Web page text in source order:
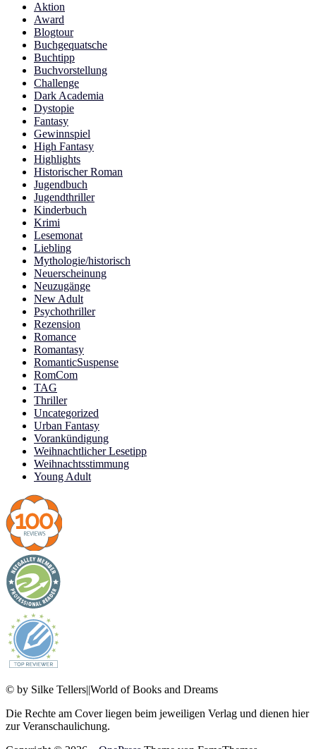
Aktion
Award
Blogtour
Buchgequatsche
Buchtipp
Buchvorstellung
Challenge
Dark Academia
Dystopie
Fantasy
Gewinnspiel
High Fantasy
Highlights
Historischer Roman
Jugendbuch
Jugendthriller
Kinderbuch
Krimi
Lesemonat
Liebling
Mythologie/historisch
Neuerscheinung
Neuzugänge
New Adult
Psychothriller
Rezension
Romance
Romantasy
RomanticSuspense
RomCom
TAG
Thriller
Uncategorized
Urban Fantasy
Vorankündigung
Weihnachtlicher Lesetipp
Weihnachtsstimmung
Young Adult
© by Silke Tellers||World of Books and Dreams
Die Rechte am Cover liegen beim jeweiligen Verlag und dienen hier
zur Veranschaulichung.